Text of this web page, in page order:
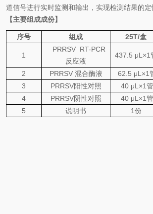
道信号进行实时监测和输出，实现检测结果的定
【主要组成成份】
序号 组成 25T/盒
1
PRRSV RT-PCR
反应液
437.5 μL×1
2 PRRSV 混合酶液 62.5 μL×1
3
PRRSV阳性对照 40 μL×1管
4
PRRSV阴性对照 40 μL×1管
5
说明书 1份